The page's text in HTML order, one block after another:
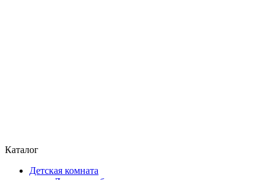
Каталог
Детская комната